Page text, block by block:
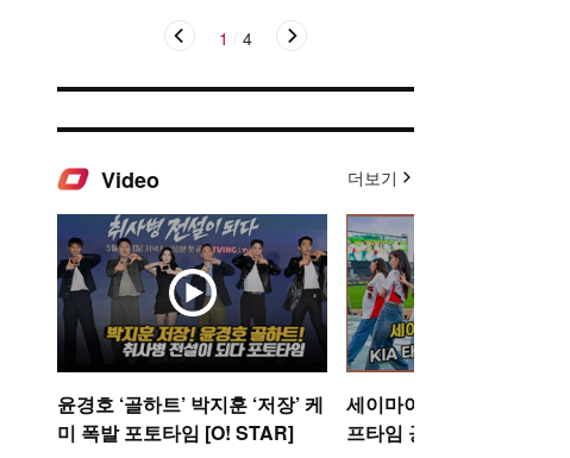
1 4
Video 더보기
윤경호 ‘골하트’ 박지훈 ‘저장’ 케
미 폭발 포토타임 [O! STAR]
세이마이네임,'KIA 타이거
프타임 공연' [O!